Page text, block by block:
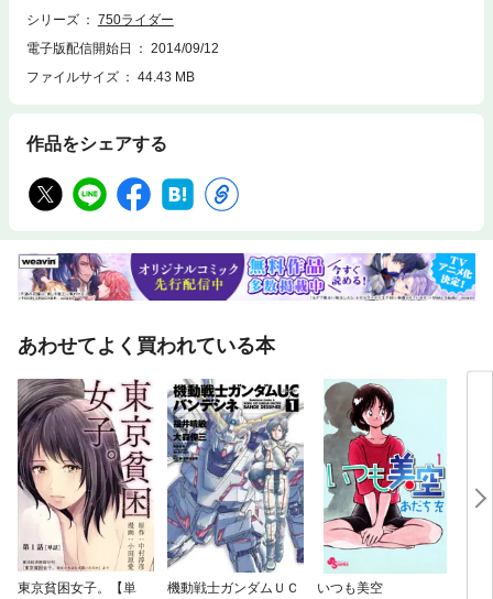
シリーズ
750ライダー
電子版配信開始日
2014/09/12
ファイルサイズ
44.43 MB
作品をシェアする
あわせてよく買われている本
東京貧困女子。【単
機動戦士ガンダムＵＣ
いつも美空